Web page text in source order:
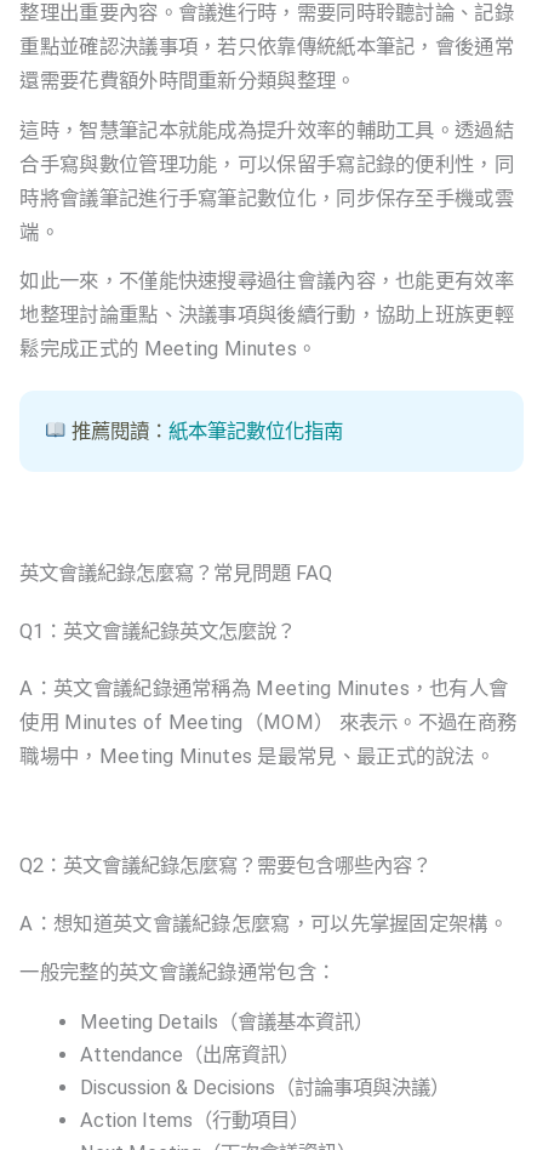
整理出重要內容。會議進行時，需要同時聆聽討論、記錄
重點並確認決議事項，若只依靠傳統紙本筆記，會後通常
還需要花費額外時間重新分類與整理。
這時，智慧筆記本就能成為提升效率的輔助工具。透過結
合手寫與數位管理功能，可以保留手寫記錄的便利性，同
時將會議筆記進行手寫筆記數位化，同步保存至手機或雲
端。
如此一來，不僅能快速搜尋過往會議內容，也能更有效率
地整理討論重點、決議事項與後續行動，協助上班族更輕
鬆完成正式的 Meeting Minutes。
推薦閱讀：紙本筆記數位化指南
英文會議紀錄怎麼寫？常見問題 FAQ
Q1：英文會議紀錄英文怎麼說？
A：英文會議紀錄通常稱為 Meeting Minutes，也有人會
使用 Minutes of Meeting（MOM） 來表示。不過在商務
職場中，Meeting Minutes 是最常見、最正式的說法。
Q2：英文會議紀錄怎麼寫？需要包含哪些內容？
A：想知道英文會議紀錄怎麼寫，可以先掌握固定架構。
一般完整的英文會議紀錄通常包含：
Meeting Details（會議基本資訊）
Attendance（出席資訊）
Discussion & Decisions（討論事項與決議）
Action Items（行動項目）